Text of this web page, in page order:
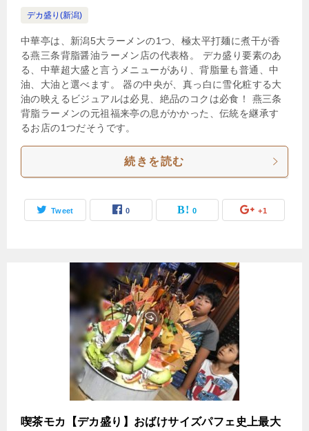
デカ盛り(新潟)
中華亭は、新潟5大ラーメンの1つ、極太平打麺に煮干が香
る燕三条背脂醤油ラーメン店の代表格。 デカ盛り要素のあ
る、中華超大盛と言うメニューがあり、背脂量も普通、中
油、大油と選べます。 器の中央が、真っ白に雪化粧する大
油の映えるビジュアルは必見、絶品のコクは必食！ 燕三条
背脂ラーメンの元祖福来亭の息がかかった、伝統を継承す
るお店の1つだそうです。
続きを読む
Tweet 0 0 +1
喫茶モカ【デカ盛り】おばけサイズパフェ史上最大